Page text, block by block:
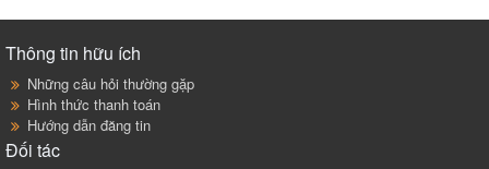
Thông tin hữu ích
Những câu hỏi thường gặp
Hình thức thanh toán
Hướng dẫn đăng tin
Đối tác